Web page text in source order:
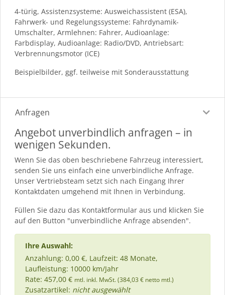
4-türig, Assistenzsysteme: Ausweichassistent (ESA),
Fahrwerk- und Regelungssysteme: Fahrdynamik-
Umschalter, Armlehnen: Fahrer, Audioanlage:
Farbdisplay, Audioanlage: Radio/DVD, Antriebsart:
Verbrennungsmotor (ICE)
Beispielbilder, ggf. teilweise mit Sonderausstattung
Anfragen
Angebot unverbindlich anfragen – in
wenigen Sekunden.
Wenn Sie das oben beschriebene Fahrzeug interessiert,
senden Sie uns einfach eine unverbindliche Anfrage.
Unser Vertriebsteam setzt sich nach Eingang Ihrer
Kontaktdaten umgehend mit Ihnen in Verbindung.
Füllen Sie dazu das Kontaktformular aus und klicken Sie
auf den Button "unverbindliche Anfrage absenden".
Ihre Auswahl:
Anzahlung: 0,00 €, Laufzeit: 48 Monate,
Laufleistung: 10000 km/Jahr
Rate: 457,00 € mtl. inkl. MwSt. (384,03 € netto mtl.)
Zusatzartikel: nicht ausgewählt